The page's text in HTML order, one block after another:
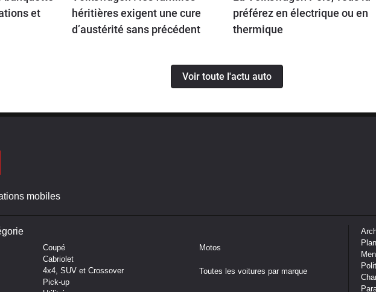
et
héritières exigent une cure
d’austérité sans précédent
préférez en électrique ou en
thermique
Voir toute l'actu auto
mobiles
Coupé
Cabriolet
4x4, SUV et Crossover
Pick-up
Motos
Toutes les voitures par marque